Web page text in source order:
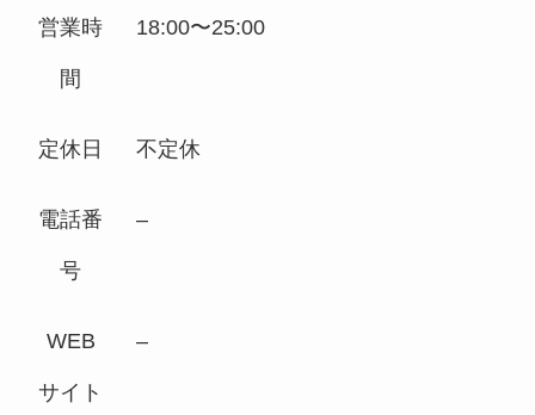
営業時
間
18:00〜25:00
定休日 不定休
電話番
号
–
WEB
サイト
–